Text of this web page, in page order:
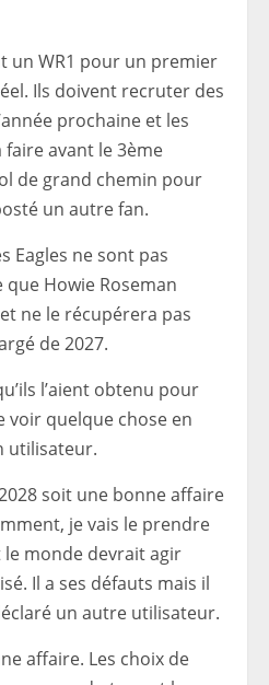
un WR1 pour un premier
Ils doivent recruter des
prochaine et les
faire avant le 3ème
de grand chemin pour
un autre fan.
Eagles ne sont pas
Howie Roseman
ne le récupérera pas
de 2027.
l’aient obtenu pour
voir quelque chose en
utilisateur.
soit une bonne affaire
je vais le prendre
monde devrait agir
Il a ses défauts mais il
un autre utilisateur.
affaire. Les choix de